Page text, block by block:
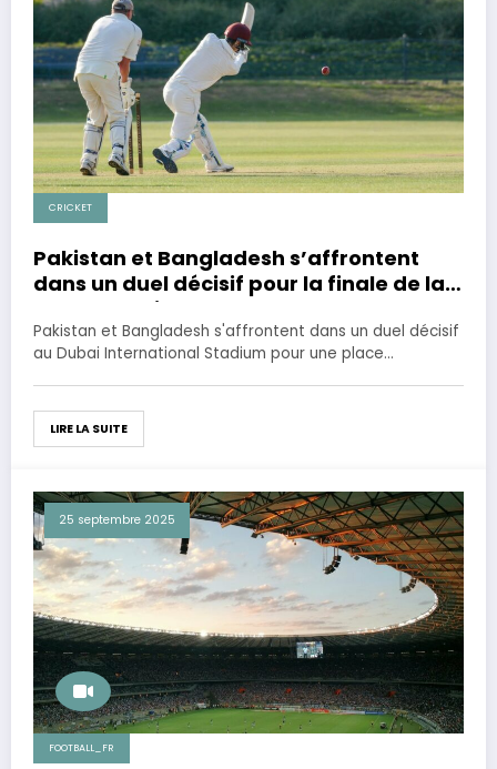
CRICKET
Pakistan et Bangladesh s’affrontent
dans un duel décisif pour la finale de la
Coupe d’Asie 2025
Pakistan et Bangladesh s'affrontent dans un duel décisif
au Dubai International Stadium pour une place…
LIRE LA SUITE
25 septembre 2025
FOOTBALL_FR